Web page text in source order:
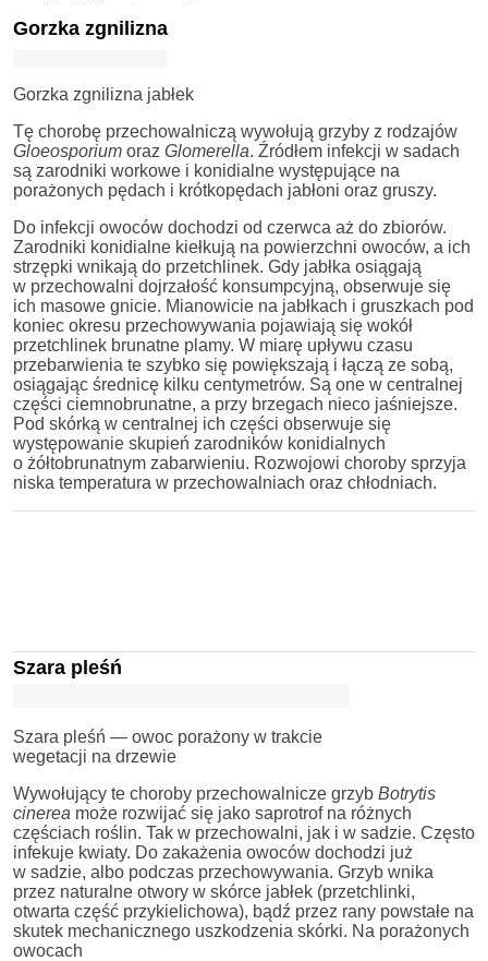
Gorzka zgnilizna
Gorzka zgnilizna jabłek
Tę chorobę przechowalniczą wywołują grzyby z rodzajów
Gloeosporium oraz Glomerella. Źródłem infekcji w sadach
są zarodniki workowe i konidialne występujące na
porażonych pędach i krótkopędach jabłoni oraz gruszy.
Do infekcji owoców dochodzi od czerwca aż do zbiorów.
Zarodniki konidialne kiełkują na powierzchni owoców, a ich
strzępki wnikają do przetchlinek. Gdy jabłka osiągają
w przechowalni dojrzałość konsumpcyjną, obserwuje się
ich masowe gnicie. Mianowicie na jabłkach i gruszkach pod
koniec okresu przechowywania pojawiają się wokół
przetchlinek brunatne plamy. W miarę upływu czasu
przebarwienia te szybko się powiększają i łączą ze sobą,
osiągając średnicę kilku centymetrów. Są one w centralnej
części ciemnobrunatne, a przy brzegach nieco jaśniejsze.
Pod skórką w centralnej ich części obserwuje się
występowanie skupień zarodników konidialnych
o żółtobrunatnym zabarwieniu. Rozwojowi choroby sprzyja
niska temperatura w przechowalniach oraz chłodniach.
Szara pleśń
Szara pleśń — owoc porażony w trakcie
wegetacji na drzewie
Wywołujący te choroby przechowalnicze grzyb Botrytis
cinerea może rozwijać się jako saprotrof na różnych
częściach roślin. Tak w przechowalni, jak i w sadzie. Często
infekuje kwiaty. Do zakażenia owoców dochodzi już
w sadzie, albo podczas przechowywania. Grzyb wnika
przez naturalne otwory w skórce jabłek (przetchlinki,
otwarta część przykielichowa), bądź przez rany powstałe na
skutek mechanicznego uszkodzenia skórki. Na porażonych
owocach